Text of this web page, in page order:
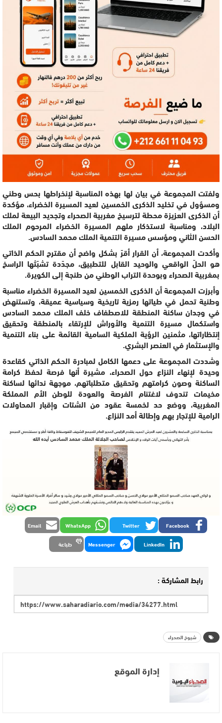
ولفتت المجموعة في بيان لها بهذه المناسبة لإنخراطها بحس وطني
ومسؤول في تخليد الذكرى الخمسين لعيد المسيرة الخضراء، مؤكدة
أن الذكرى العزيزة محطة لترسيخ مغربية الصحراء وتجديد البيعة لملك
البلاد، ومناسبة لاستذكار ملهم المسيرة الخضراء المرحوم الملك
الحسن الثاني ومؤسس مسيرة التنمية الملك محمد السادس.
وأكدت المجموعة، أن القرار أقرّ بشكل واضح أن مقترح الحكم الذاتي
هو الحلّ الواقعي والوحيد القابل للتطبيق، مجدّدة تشبّثها الراسخ
بمغربية الصحراء وبوحدة التراب الوطني من طنجة إلى الكويرة.
وأبرزت المجموعة أن الذكرى الخمسين لعيد المسيرة الخضراء مناسبة
وطنية تحمل في طياتها رمزية تاريخية وسياسية عميقة، وتستنهض
في وجدان ساكنة المنطقة للاصطفاف خلف الملك محمد السادس
واستكمال مسيرة التنمية والأوراش للإرتقاء بالمنطقة وتحقيق
إنتظاراتها، مثمنين الرؤية الملكية السامية القائمة على بناء التنمية
والإستثمار في العنصر البشري.
وشددت المجموعة على دعمها الكامل لمبادرة الحكم الذاتي كقاعدة
وحيدة لإنهاء النزاع حول الصحراء، مشيرة أنها فرصة لحفظ كرامة
الساكنة وصون كرامتهم وتحقيق متطلباتهم، موجهة ندائها لساكنة
مخيمات تندوف لاغتنام الفرصة والعودة للوطن الأم المملكة
المغربية، ووضع حد لخمسة عقود من الشتات وإقبار المحاولات
الرامية للإتجار بهم وإطالة أمد النزاع.
Facebook
Twitter
WhatsApp
Email
LinkedIn
Messenger طباعة
رابط المشاركة :
شيوخ الصحراء
إدارة الموقع